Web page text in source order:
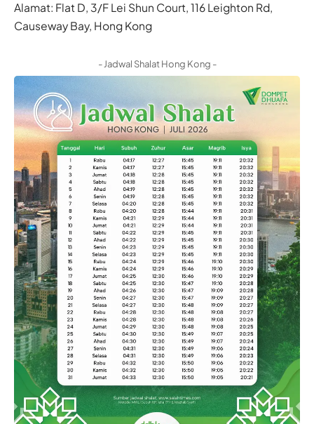
Alamat: Flat D, 3/F Lei Shun Court, 116 Leighton Rd,
Causeway Bay, Hong Kong
- Jadwal Shalat Hong Kong -